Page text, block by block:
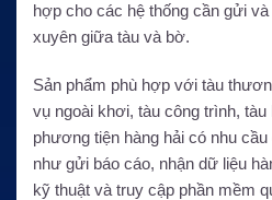
hợp cho các hệ thống cần gửi
xuyên giữa tàu và bờ.
Sản phẩm phù hợp với tàu
vụ ngoài khơi, tàu công trình,
phương tiện hàng hải có nhu
như gửi báo cáo, nhận dữ liệu
kỹ thuật và truy cập phần mềm